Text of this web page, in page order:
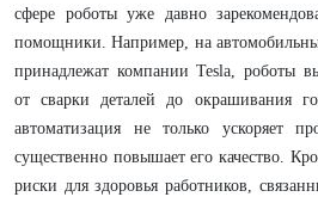
сфере роботы уже давно
помощники. Например, на
принадлежат компании Tesla, роботы
от сварки деталей до окрашивания
автоматизация не только ускоряет
существенно повышает его качество.
риски для здоровья работников,